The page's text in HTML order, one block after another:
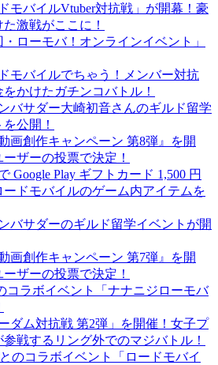
ドモバイルVtuber対抗戦」が開幕！豪
激戦がここに！
・ローモバ！オンラインイベント」
ドモバイルでちゃう！メンバー対抗
かけたガチンコバトル！
バサダー大崎初音さんのギルド留学
公開！
動画創作キャンペーン 第8弾』を開
ザーの投票で決定！
Google Play ギフトカード 1,500 円
ドモバイルのゲーム内アイテムを
バサダーのギルド留学イベントが開
動画創作キャンペーン 第7弾』を開
ザーの投票で決定！
コラボイベント「ナナニジローモバ
ーダム対抗戦 第2弾」を開催！女子プ
参戦するリング外でのマジバトル！
のコラボイベント「ロードモバイ